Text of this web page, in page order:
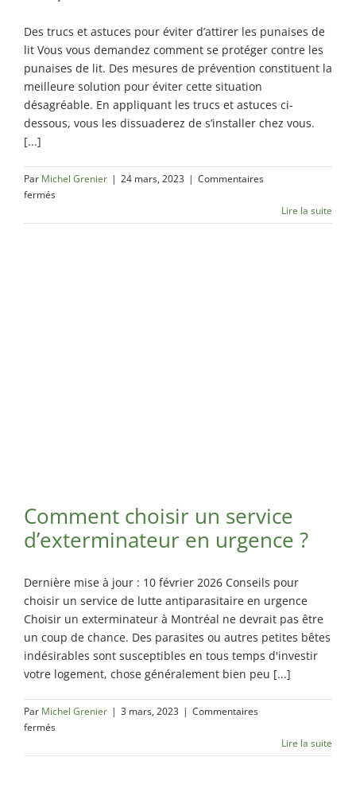
Des trucs et astuces pour éviter d’attirer les punaises de
lit Vous vous demandez comment se protéger contre les
punaises de lit. Des mesures de prévention constituent la
meilleure solution pour éviter cette situation
désagréable. En appliquant les trucs et astuces ci-
dessous, vous les dissuaderez de s’installer chez vous.
[...]
Par Michel Grenier | 24 mars, 2023 | Commentaires
ferméssur
se
Lire la suite
Comment choisir un service
d’exterminateur en urgence ?
Dernière mise à jour : 10 février 2026 Conseils pour
choisir un service de lutte antiparasitaire en urgence
Choisir un exterminateur à Montréal ne devrait pas être
un coup de chance. Des parasites ou autres petites bêtes
indésirables sont susceptibles en tous temps d'investir
votre logement, chose généralement bien peu [...]
Par Michel Grenier | 3 mars, 2023 | Commentaires
ferméssur
choisir
Lire la suite